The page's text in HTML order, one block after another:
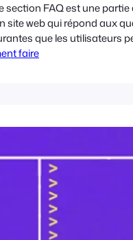
section FAQ est une partie
site web qui répond aux
que les utilisateurs
à propos d'un produit,
et les taux de
questions courantes.
et à mesure que votre liste
faire